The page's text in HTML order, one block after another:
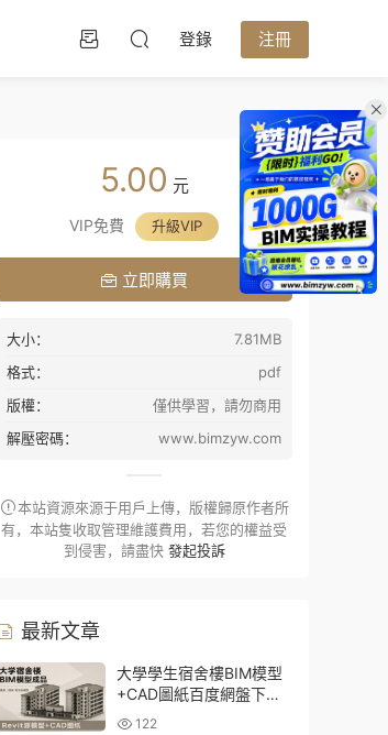
登錄 注冊
5.00 元
VIP免費 升級VIP
立即購買
大小：
7.81MB
格式：
pdf
版權：
僅供學習，請勿商用
解壓密碼：
www.bimzyw.com
本站資源來源于用戶上傳，版權歸原作者所
有，本站隻收取管理維護費用，若您的權益受
到侵害，請盡快 發起投訴
最新文章
大學學生宿舍樓BIM模型
+CAD圖紙百度網盤下載
｜建築結構全套Revit源文
122